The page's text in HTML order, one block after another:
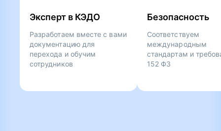
Эксперт в КЭДО
Разработаем вместе с вами
документацию для
перехода и обучим
сотрудников
Безопасность
Соответствуем
международным
стандартам и
152 ФЗ